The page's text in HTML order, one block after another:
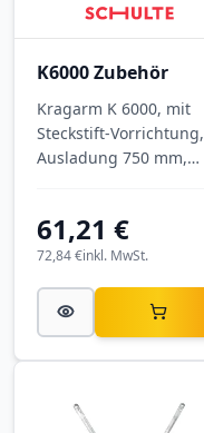
K6000 Zubehör
Kragarm K 6000, mit
Steckstift-Vorrichtung,
Ausladung 750 mm,
61,21 €
inkl. MwSt.
72,84 €